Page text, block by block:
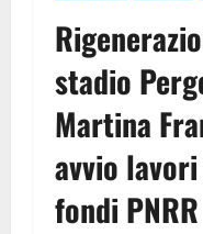
stadio
Martina
avvio
fondi PNRR